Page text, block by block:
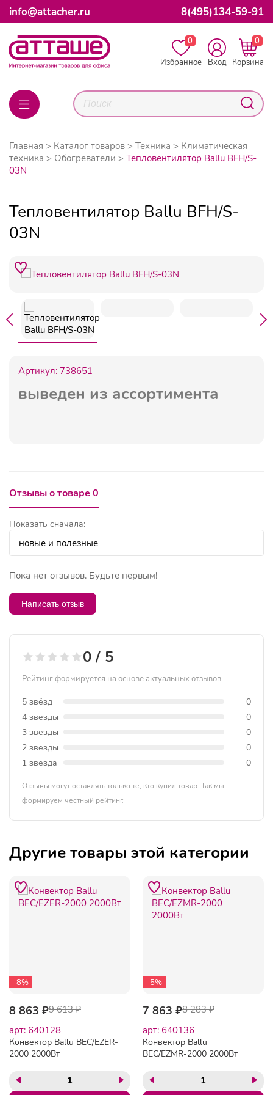
info@attacher.ru 8(495)134-59-91
0
Избранное
Вход
0
Корзина
Главная Каталог товаров Техника
Климатическая
техника
Обогреватели
Тепловентилятор Ballu BFH/S-
03N
Тепловентилятор Ballu BFH/S-
03N
Артикул: 738651
выведен из ассортимента
Отзывы о товаре 0
Показать сначала:
Пока нет отзывов. Будьте первым!
Написать отзыв
0 / 5
Рейтинг формируется на основе актуальных отзывов
5 звёзд
0
4 звезды
0
3 звезды
0
2 звезды
0
1 звезда
0
Отзывы могут оставлять только те, кто купил товар. Так мы
формируем честный рейтинг.
Другие товары этой категории
-8%
8 863 ₽9 613 ₽
арт: 640128
Конвектор Ballu BEC/EZER-
2000 2000Вт
-5%
7 863 ₽8 283 ₽
арт: 640136
Конвектор Ballu
BEC/EZMR-2000 2000Вт